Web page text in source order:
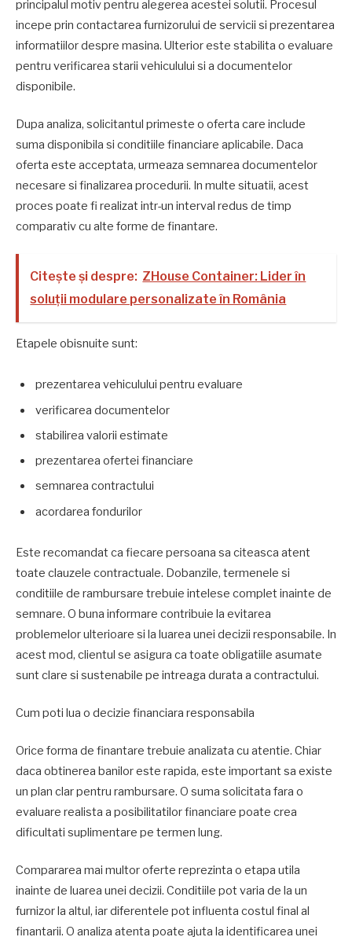
principalul motiv pentru alegerea acestei solutii. Procesul
incepe prin contactarea furnizorului de servicii si prezentarea
informatiilor despre masina. Ulterior este stabilita o evaluare
pentru verificarea starii vehiculului si a documentelor
disponibile.
Dupa analiza, solicitantul primeste o oferta care include
suma disponibila si conditiile financiare aplicabile. Daca
oferta este acceptata, urmeaza semnarea documentelor
necesare si finalizarea procedurii. In multe situatii, acest
proces poate fi realizat intr-un interval redus de timp
comparativ cu alte forme de finantare.
Citește și despre: ZHouse Container: Lider în
soluții modulare personalizate în România
Etapele obisnuite sunt:
prezentarea vehiculului pentru evaluare
verificarea documentelor
stabilirea valorii estimate
prezentarea ofertei financiare
semnarea contractului
acordarea fondurilor
Este recomandat ca fiecare persoana sa citeasca atent
toate clauzele contractuale. Dobanzile, termenele si
conditiile de rambursare trebuie intelese complet inainte de
semnare. O buna informare contribuie la evitarea
problemelor ulterioare si la luarea unei decizii responsabile. In
acest mod, clientul se asigura ca toate obligatiile asumate
sunt clare si sustenabile pe intreaga durata a contractului.
Cum poti lua o decizie financiara responsabila
Orice forma de finantare trebuie analizata cu atentie. Chiar
daca obtinerea banilor este rapida, este important sa existe
un plan clar pentru rambursare. O suma solicitata fara o
evaluare realista a posibilitatilor financiare poate crea
dificultati suplimentare pe termen lung.
Compararea mai multor oferte reprezinta o etapa utila
inainte de luarea unei decizii. Conditiile pot varia de la un
furnizor la altul, iar diferentele pot influenta costul final al
finantarii. O analiza atenta poate ajuta la identificarea unei